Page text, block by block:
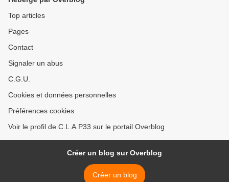
Top articles
Pages
Contact
Signaler un abus
C.G.U.
Cookies et données personnelles
Préférences cookies
Voir le profil de C.L.A.P33 sur le portail Overblog
Créer un blog sur Overblog
Créer un blog